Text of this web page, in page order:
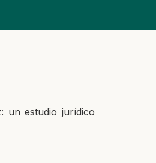
unestudio jurídico